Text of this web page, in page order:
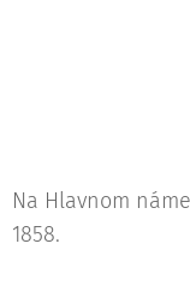
Na Hlavnom
1858.